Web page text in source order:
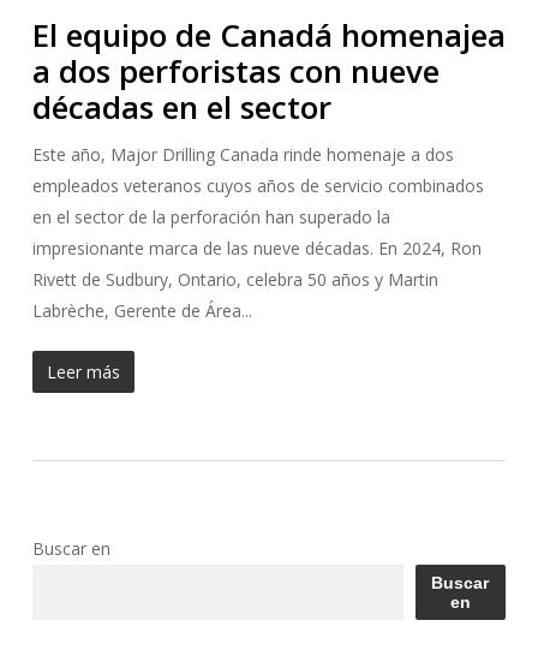
El equipo de Canadá homenajea
a dos perforistas con nueve
décadas en el sector
Este año, Major Drilling Canada rinde homenaje a dos
empleados veteranos cuyos años de servicio combinados
en el sector de la perforación han superado la
impresionante marca de las nueve décadas. En 2024, Ron
Rivett de Sudbury, Ontario, celebra 50 años y Martin
Labrèche, Gerente de Área...
Leer más
Buscar en
Buscar
en